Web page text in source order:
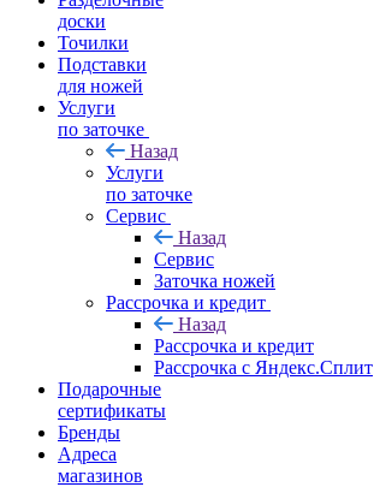
доски
Точилки
Подставки
для ножей
Услуги
по заточке
Назад
Услуги
по заточке
Сервис
Назад
Сервис
Заточка ножей
Рассрочка и кредит
Назад
Рассрочка и кредит
Рассрочка с Яндекс.Сплит
Подарочные
сертификаты
Бренды
Адреса
магазинов